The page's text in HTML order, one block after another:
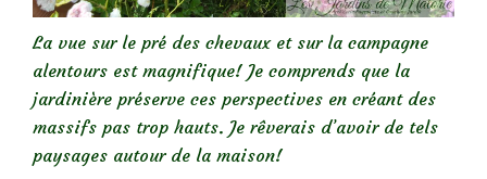
La vue sur le pré des chevaux et sur la campagne
alentours est magnifique! Je comprends que la
jardinière préserve ces perspectives en créant des
massifs pas trop hauts. Je rêverais d’avoir de tels
paysages autour de la maison!